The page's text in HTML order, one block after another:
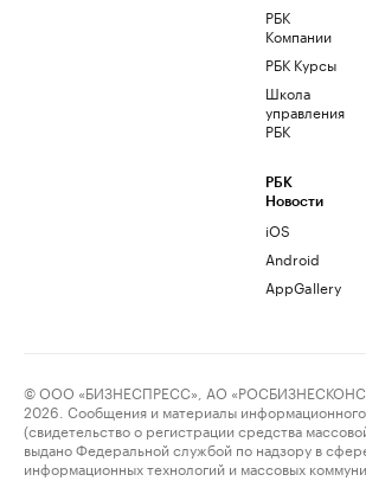
РБК
Компании
РБК Курсы
Школа
управления
РБК
РБК
Новости
iOS
Android
AppGallery
© ООО «БИЗНЕСПРЕСС», АО
2026. Сообщения и материалы информационного
(свидетельство о регистрации средства
выдано Федеральной службой по надзору в
информационных технологий и массовых